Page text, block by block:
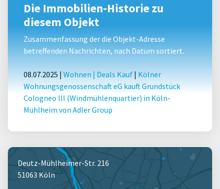
Die Immobilien-Historie zu
diesem Objekt
Zusammenfassung der die Objekt-Adresse
betreffenden Nachrichten, nach Datum sortiert.
08.07.2025 | Wohnen | Deals Kauf | Kölner
Wohnungsgenossenschaft eG kauft Grundstück
Cologneo lll (Windmühlenquartier) in Köln-
Mühlheim von Adler Group
Deutz-Mühlheimer-Str. 216
51063 Köln